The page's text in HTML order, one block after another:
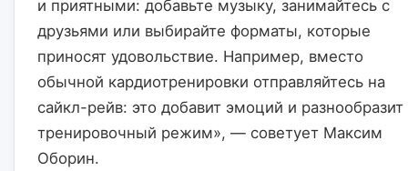
и приятными: добавьте музыку, занимайтесь с
друзьями или выбирайте форматы, которые
приносят удовольствие. Например, вместо
обычной кардиотренировки отправляйтесь на
сайкл-рейв: это добавит эмоций и разнообразит
тренировочный режим», — советует Максим
Оборин.